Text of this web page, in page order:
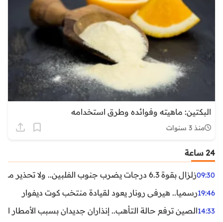
البكتين: ماهيته وفوائده وطرق استخدامه
منذ 3 سنوات
24 ساعة
09:30زلزال بقوة 6.3 درجات يضرب جنوب الفلبين.. ولا تحذير من تسونامي حتى الآن
19:46رسميا.. هيرفي رونار يعود لقيادة منتخب كوت ديفوار
14:33الصين ترفع حالة التأهب.. إنذاران جديدان بسبب الأمطار